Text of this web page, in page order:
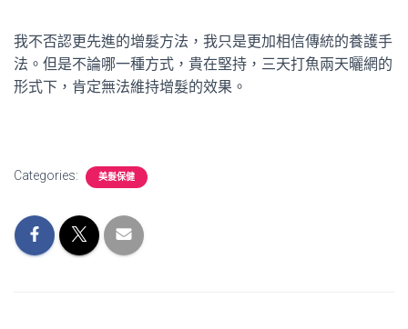
我不否認更先進的增髮方法，我只是更加相信傳統的養護手
法。但是不論哪一種方式，貴在堅持，三天打魚兩天曬網的
形式下，肯定無法維持增髮的效果。
Categories: 美髮保健